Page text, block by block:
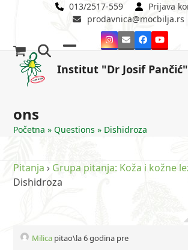
013/2517-559
Prijava
prodavnica@mocbilja.rs
Instagram
EmailFacebookYouTube
Institut "Dr Josif Pančić"
mobile
mobile
ons
Početna »Questions » Dishidroza
Pitanja › Grupa pitanja: Koža i kožne
Dishidroza
Milica pitao\la 6 godina pre